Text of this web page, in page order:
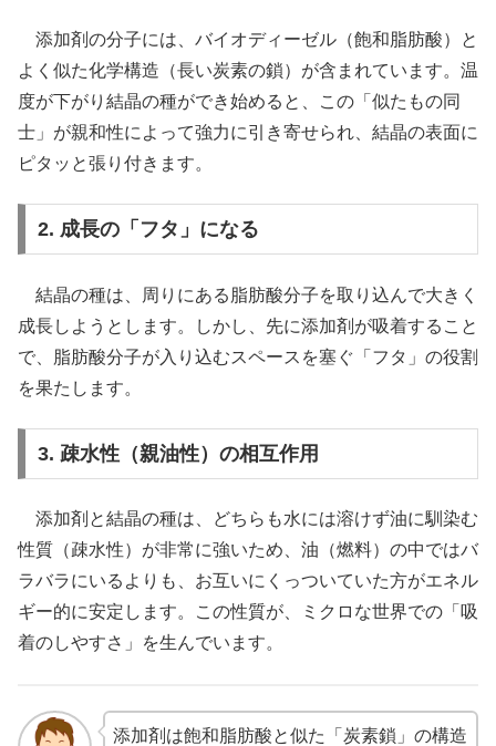
添加剤の分子には、バイオディーゼル（飽和脂肪酸）と
よく似た化学構造（長い炭素の鎖）が含まれています。温
度が下がり結晶の種ができ始めると、この「似たもの同
士」が親和性によって強力に引き寄せられ、結晶の表面に
ピタッと張り付きます。
2. 成長の「フタ」になる
結晶の種は、周りにある脂肪酸分子を取り込んで大きく
成長しようとします。しかし、先に添加剤が吸着すること
で、脂肪酸分子が入り込むスペースを塞ぐ「フタ」の役割
を果たします。
3. 疎水性（親油性）の相互作用
添加剤と結晶の種は、どちらも水には溶けず油に馴染む
性質（疎水性）が非常に強いため、油（燃料）の中ではバ
ラバラにいるよりも、お互いにくっついていた方がエネル
ギー的に安定します。この性質が、ミクロな世界での「吸
着のしやすさ」を生んでいます。
添加剤は飽和脂肪酸と似た「炭素鎖」の構造